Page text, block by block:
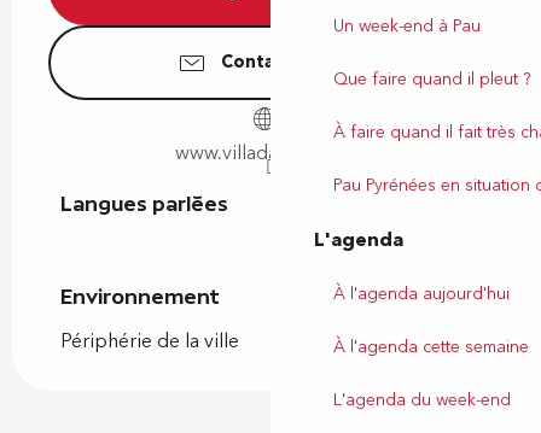
Un week-end à Pau
Que faire quand il pleut ?
À faire quand il fait très
Pau Pyrénées en situation
L'agenda
À l'agenda aujourd'hui
À l'agenda cette semaine
L'agenda du week-end
Contactez-nous
www.villadampierre.fr
Langues parlées
Langues parlées
Environnement
Environnement
Périphérie de la ville